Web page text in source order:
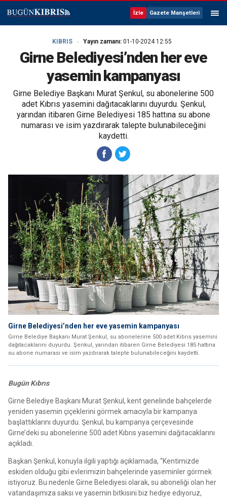
İzle Gazete Manşetleri
KIBRIS Yayın zamanı: 01-10-2024 12:55
Girne Belediyesi’nden her eve
yasemin kampanyası
Girne Belediye Başkanı Murat Şenkul, su abonelerine 500
adet Kıbrıs yasemini dağıtacaklarını duyurdu. Şenkul,
yarından itibaren Girne Belediyesi 185 hattına su abone
numarası ve isim yazdırarak talepte bulunabileceğini
kaydetti.
Girne Belediyesi’nden her eve yasemin kampanyası
Girne Belediye Başkanı Murat Şenkul, su abonelerine 500 adet Kıbrıs yasemini
dağıtacaklarını duyurdu. Şenkul, yarından itibaren Girne Belediyesi 185 hattına
su abone numarası ve isim yazdırarak talepte bulunabileceğini kaydetti.
Bugün Kıbrıs
Girne Belediye Başkanı Murat Şenkul, kent genelinde bahçelerde
yeniden yasemin çiçeklerini görmek amacıyla bir kampanya
başlattıklarını duyurdu. Şenkul, bu kampanya çerçevesinde
Girne’deki su abonelerine 500 adet Kıbrıs yasemini dağıtacaklarını
açıkladı.
Başkan Şenkul, konuyla ilgili yaptığı açıklamada, “Kentimizde
eskiden olduğu gibi evlerimizin bahçelerinde yaseminler görmek
istiyoruz. Bu nedenle Girne Belediyesi olarak, su aboneliği olan her
vatandaşımıza saksı ve yasemin bitkisini biz hediye ediyoruz,